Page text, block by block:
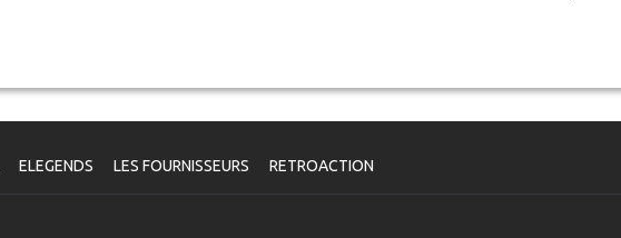
ELEGENDS LES FOURNISSEURS RETROACTION